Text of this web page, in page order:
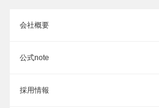
会社概要
公式note
採用情報